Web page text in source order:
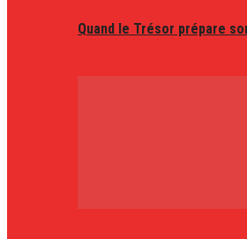
Quand le Trésor prépare